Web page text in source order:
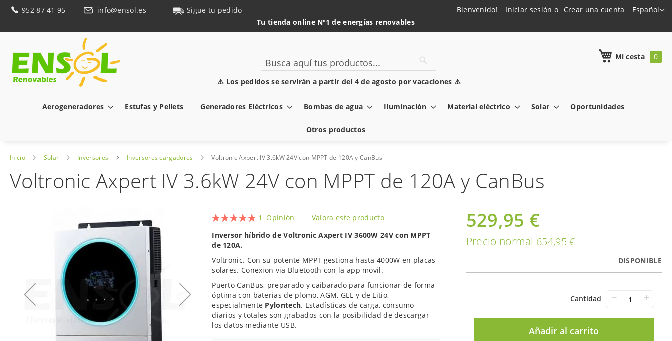
Ir
Lenguaje
Español
Bienvenido! Iniciar sesión Crear una cuenta
952 87 41 95 info@ensol.es
Sigue tu pedido
Tu tienda online Nº1 de energías renovables
⚠️ Los pedidos se servirán a partir del 4 de agosto por vacaciones ⚠️
Mi cesta
Search
Aerogeneradores Estufas y Pellets Generadores Eléctricos Bombas de agua Iluminación Material eléctrico Solar Oportunidades
Otros productos
Inicio Solar Inversores Inversores cargadores Voltronic Axpert IV 3.6kW 24V con MPPT de 120A y CanBus
Voltronic Axpert IV 3.6kW 24V con MPPT de 120A y CanBus
Oferta
529,95 €
Precio normal 654,95 €
DISPONIBLE
Cantidad − +
Añadir al carrito
Valoración:
1 Opinión
Valora este producto
Inversor híbrido de Voltronic Axpert IV 3600W 24V con MPPT
de 120A.
Voltronic. Con su potente MPPT gestiona hasta 4000W en placas
solares. Conexion via Bluetooth con la app movil.
Puerto CanBus, preparado y caibarado para funcionar de forma
óptima con baterias de plomo, AGM, GEL y de Litio,
especialmente Pylontech. Estadísticas de carga, consumo
diarios y totales son grabados con la posibilidad de descargar
los datos mediante USB.